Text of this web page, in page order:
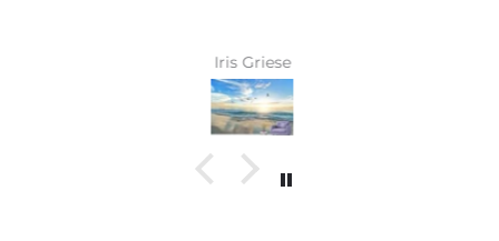
Iris Griese